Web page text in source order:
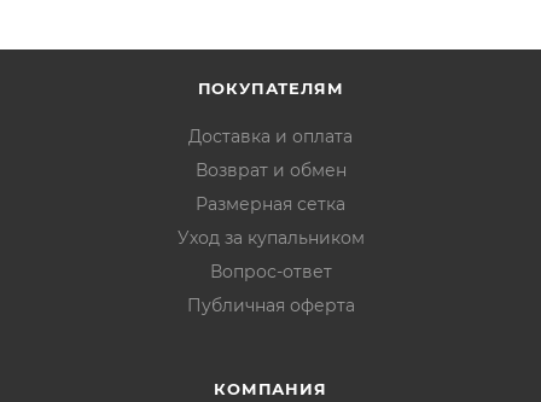
ПОКУПАТЕЛЯМ
Доставка и оплата
Возврат и обмен
Размерная сетка
Уход за купальником
Вопрос-ответ
Публичная оферта
КОМПАНИЯ